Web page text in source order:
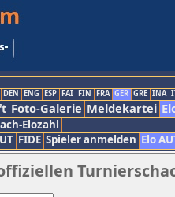
DEN ENG ESP FAI FIN FRA GER GRE INA
Foto-Galerie Meldekartei
Elozahl
FIDE Spieler anmelden Elo